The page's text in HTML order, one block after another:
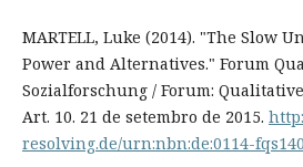
MARTELL, Luke (2014). "The Slow
Power and Alternatives." Forum
Sozialforschung / Forum: Qualitative
Art. 10. 21 de setembro de 2015.
resolving.de/urn:nbn:de:0114-